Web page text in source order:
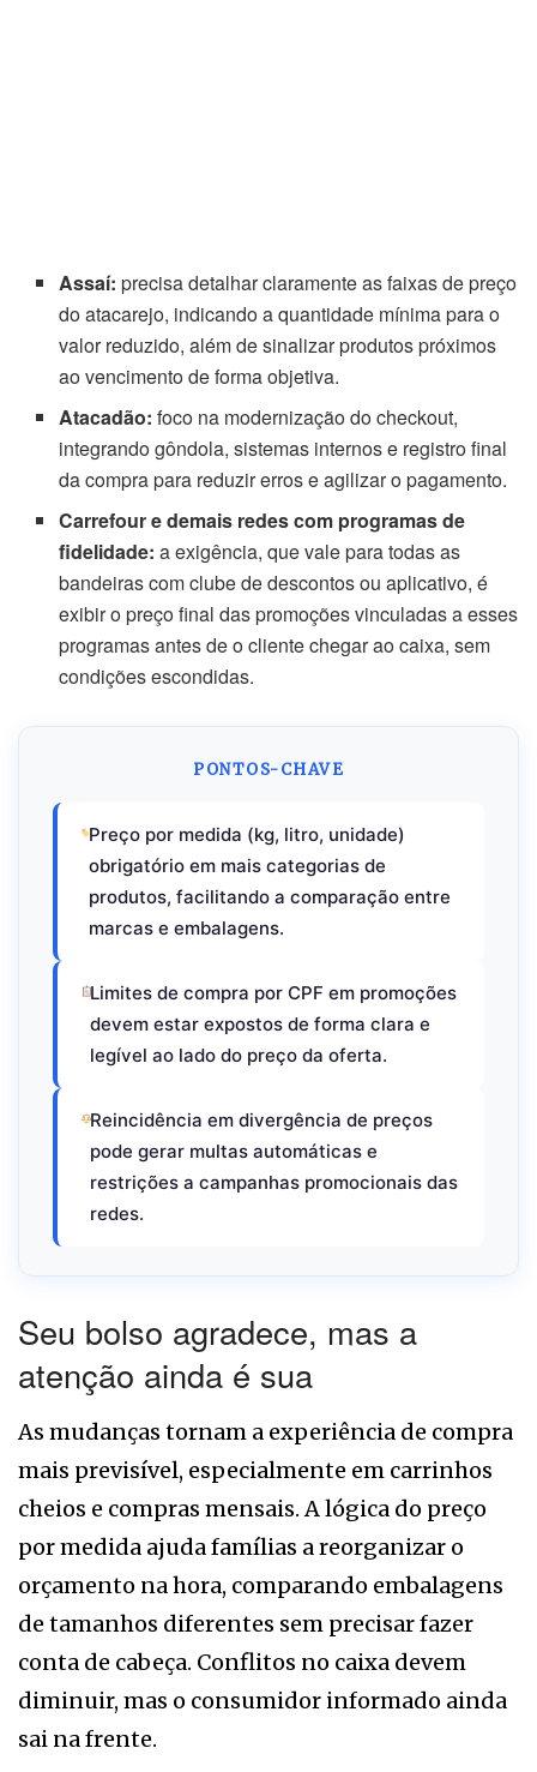
Assaí: precisa detalhar claramente as faixas de preço
do atacarejo, indicando a quantidade mínima para o
valor reduzido, além de sinalizar produtos próximos
ao vencimento de forma objetiva.
Atacadão: foco na modernização do checkout,
integrando gôndola, sistemas internos e registro final
da compra para reduzir erros e agilizar o pagamento.
Carrefour e demais redes com programas de
fidelidade: a exigência, que vale para todas as
bandeiras com clube de descontos ou aplicativo, é
exibir o preço final das promoções vinculadas a esses
programas antes de o cliente chegar ao caixa, sem
condições escondidas.
PONTOS-CHAVE
Preço por medida (kg, litro, unidade)
obrigatório em mais categorias de
produtos, facilitando a comparação entre
marcas e embalagens.
Limites de compra por CPF em promoções
devem estar expostos de forma clara e
legível ao lado do preço da oferta.
Reincidência em divergência de preços
pode gerar multas automáticas e
restrições a campanhas promocionais das
redes.
Seu bolso agradece, mas a
atenção ainda é sua
As mudanças tornam a experiência de compra
mais previsível, especialmente em carrinhos
cheios e compras mensais. A lógica do preço
por medida ajuda famílias a reorganizar o
orçamento na hora, comparando embalagens
de tamanhos diferentes sem precisar fazer
conta de cabeça. Conflitos no caixa devem
diminuir, mas o consumidor informado ainda
sai na frente.